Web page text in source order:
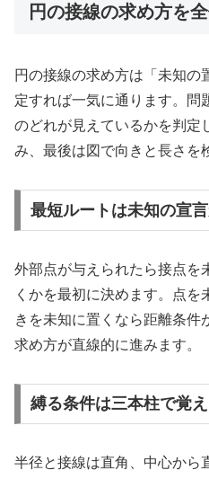
円の接線の求め方を
円の接線の求め方は「未知の
定すれば一気に通ります。問
のどれが見えているかを判定
み、最後は図で向きと長さを
最短ルートは未知の宣
外部点が与えられたら接点を
くかを最初に決めます。点
きを未知に置くなら距離条件
求め方が直線的に進みます。
縛る条件は三本柱で覚
半径と接線は直角、中心から